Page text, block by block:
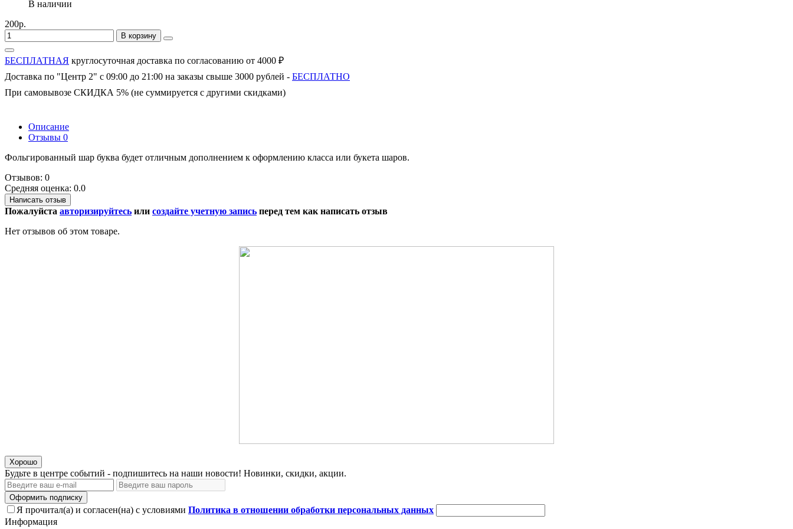
В наличии
200р.
В корзину
БЕСПЛАТНАЯ круглосуточная доставка по согласованию от 4000 ₽
Доставка по "Центр 2" с 09:00 до 21:00 на заказы свыше 3000 рублей - БЕСПЛАТНО
При самовывозе СКИДКА 5% (не суммируется с другими скидками)
Описание
Отзывы 0
Фольгированный шар буква будет отличным дополнением к оформлению класса или букета шаров.
Отзывов: 0
Средняя оценка: 0.0
Написать отзыв
Пожалуйста авторизируйтесь или создайте учетную запись перед тем как написать отзыв
Нет отзывов об этом товаре.
Хорошо
Будьте в центре событий - подпишитесь на наши новости! Новинки, скидки, акции.
Оформить подписку
Я прочитал(а) и согласен(на) с условиями Политика в отношении обработки персональных данных
Информация